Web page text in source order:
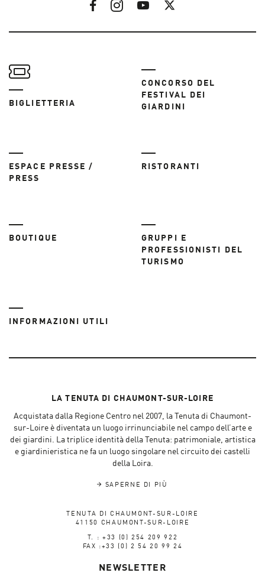
BIGLIETTERIA
CONCORSO DEL
FESTIVAL DEI
GIARDINI
ESPACE PRESSE /
PRESS
RISTORANTI
BOUTIQUE
GRUPPI E
PROFESSIONISTI DEL
TURISMO
INFORMAZIONI UTILI
LA TENUTA DI CHAUMONT-SUR-LOIRE
Acquistata dalla Regione Centro nel 2007, la Tenuta di Chaumont-
sur-Loire è diventata un luogo irrinunciabile nel campo dell’arte e
dei giardini. La triplice identità della Tenuta: patrimoniale, artistica
e giardinieristica ne fa un luogo singolare nel circuito dei castelli
della Loira.
SAPERNE DI PIÙ
TENUTA DI CHAUMONT-SUR-LOIRE
41150 CHAUMONT-SUR-LOIRE
T. : +33 (0) 254 209 922
FAX :+33 (0) 2 54 20 99 24
NEWSLETTER